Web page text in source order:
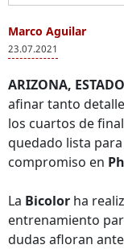
Marco Aguilar
23.07.2021
ARIZONA,
afinar tanto
los cuartos de
quedado lista
compromiso en
La Bicolor ha
entrenamiento
dudas afloran